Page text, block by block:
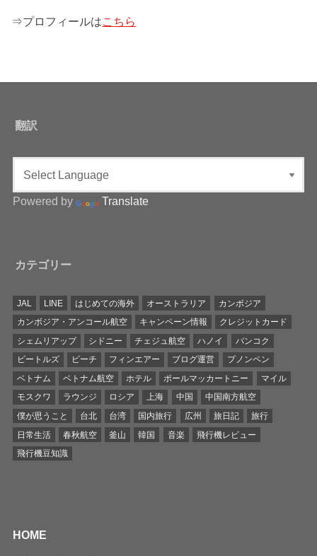
⇒プロフィールはこちら
翻訳
Powered by Translate
カテゴリー
JAL LINE はじめての海外 オーストラリア
カンボジア
カンボジア・アンコール航空
キャンペーン情報
クレジットカード
シェムリアップ
シドニー チェジュ航空 ハノイ
バンコク
ビートルズ
ピーチ フィンエアー ブログ運営
プノンペン
ベトナム
ベトナム航空 ホテル ポールマッカートニー
マイル
モスクワ
ラウンジ ロシア 上海 中国
中国南方航空
僕が思うこと
台北 台湾 国内旅行 広州 旅日記
旅行
日常生活
春秋航空 釜山 韓国 音楽
飛行機レビュー
飛行機豆知識
HOME